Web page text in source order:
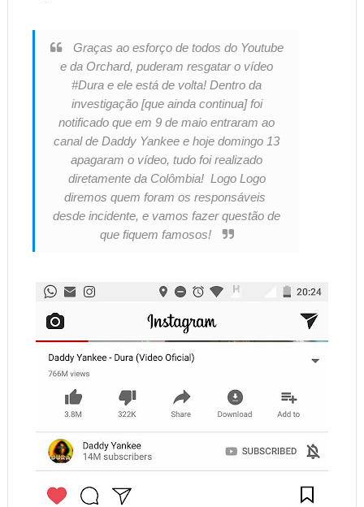
Graças ao esforço de todos do Youtube
e da Orchard, puderam resgatar o vídeo
#Dura e ele está de volta! Dentro da
investigação [que ainda continua] foi
notificado que em 9 de maio entraram ao
canal de Daddy Yankee e hoje domingo 13
apagaram o vídeo, tudo foi realizado
diretamente da Colômbia! Logo Logo
diremos quem foram os responsáveis
desde incidente, e vamos fazer questão de
que fiquem famosos!